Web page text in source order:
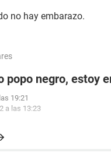
no hay embarazo.
popo negro, estoy
19:21
a las 13:23